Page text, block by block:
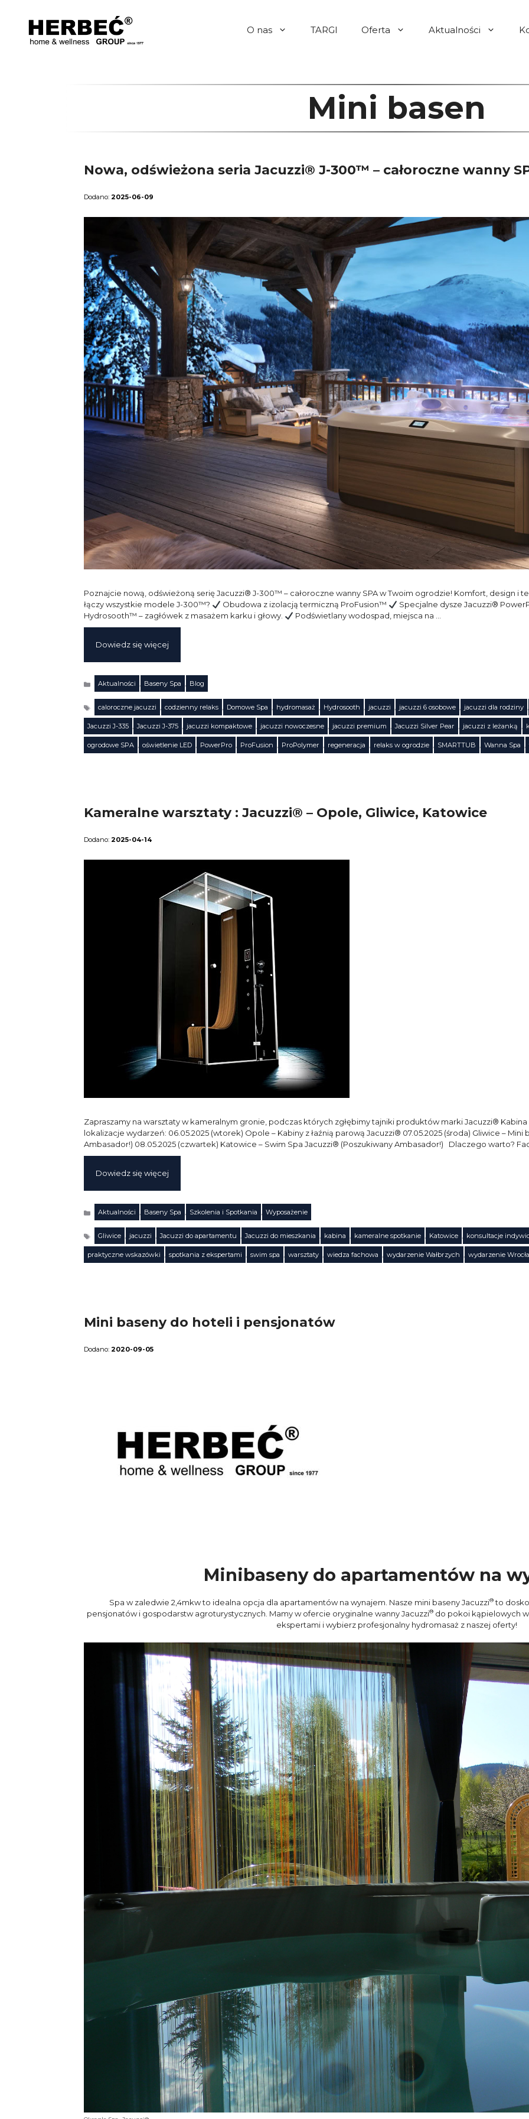
O nas TARGI Oferta Aktualności
Mini basen
Nowa, odświeżona seria Jacuzzi® J-300™ – całoroczne wanny
2025-06-09
Poznajcie nową, odświeżoną serię Jacuzzi® J-300™ – całoroczne wanny SPA w Twoim ogrodzie! Komfort, design i
łączy wszystkie modele J-300™?
Obudowa z izolacją termiczną ProFusion™ Specjalne dysze Jacuzzi®
Hydrosooth™ – zagłówek z masażem karku i głowy.
Podświetlany wodospad, miejsca na …
Dowiedz się więcej
KategorieAktualności , Baseny Spa , Blog
Tagi
caloroczne jacuzzi , codzienny relaks , Domowe Spa , hydromasaż , Hydrosooth , jacuzzi , jacuzzi 6 osobowe , jacuzzi dla rodziny ,
Jacuzzi J-335 , Jacuzzi J-375 , jacuzzi kompaktowe , jacuzzi nowoczesne , jacuzzi premium , Jacuzzi Silver Pear , jacuzzi z leżanką ,
ogrodowe SPA , oświetlenie LED , PowerPro , ProFusion , ProPolymer , regeneracja , relaks w ogrodzie , SMARTTUB , Wanna Spa ,
Kameralne warsztaty : Jacuzzi® – Opole, Gliwice, Katowice
2025-04-14
Zapraszamy na warsztaty w kameralnym gronie, podczas których zgłębimy tajniki produktów marki Jacuzzi®
lokalizacje wydarzeń: 06.05.2025 (wtorek) Opole – Kabiny z łaźnią parową Jacuzzi® 07.05.2025 (środa) Gliwice –
Ambasador!) 08.05.2025 (czwartek) Katowice – Swim Spa Jacuzzi® (Poszukiwany Ambasador!) Dlaczego warto?
Dowiedz się więcej
KategorieAktualności , Baseny Spa , Szkolenia i Spotkania , Wyposażenie
Gliwice , jacuzzi , Jacuzzi do apartamentu , Jacuzzi do mieszkania , kabina , kameralne spotkanie , Katowice , konsultacje
praktyczne wskazówki , spotkania z ekspertami , swim spa , warsztaty , wiedza fachowa , wydarzenie Wałbrzych , wydarzenie
Mini baseny do hoteli i pensjonatów
2020-09-05
Minibaseny do apartamentów na
Spa w zaledwie 2,4mkw to idealna opcja dla apartamentów na wynajem. Nasze mini baseny Jacuzzi®to
pensjonatów i gospodarstw agroturystycznych. Mamy w ofercie oryginalne wanny Jacuzzi®do pokoi kąpielowych w
ekspertami i wybierz profesjonalny hydromasaż z naszej oferty!